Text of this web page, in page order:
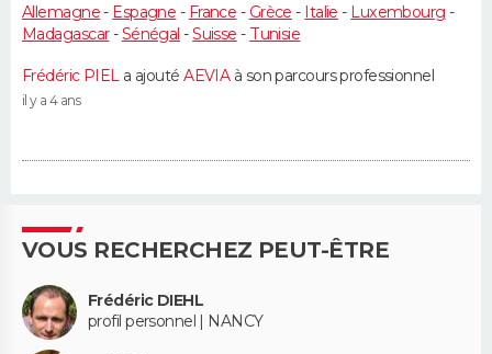
Allemagne- Espagne - France - Grèce - Italie - Luxembourg -
Madagascar-Sénégal -Suisse - Tunisie
Frédéric PIELa ajoutéAEVIA à son parcours professionnel
il y a 4 ans
VOUS RECHERCHEZ PEUT-ÊTRE
Frédéric DIEHL
profil personnel | NANCY